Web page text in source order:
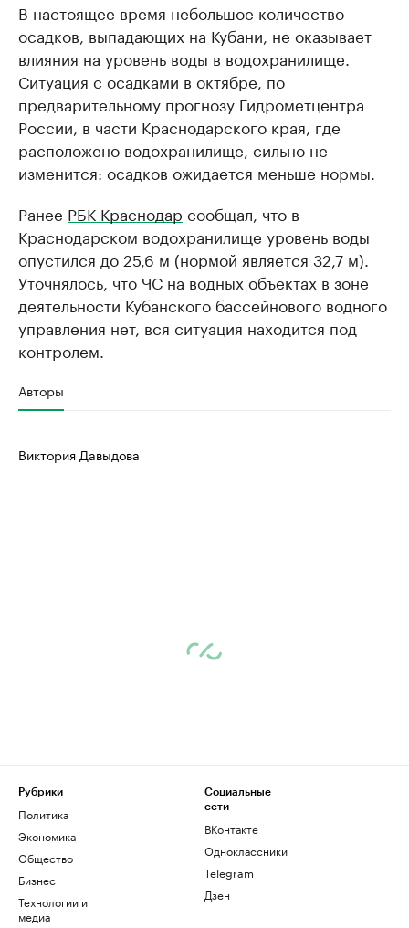
В настоящее время небольшое количество
осадков, выпадающих на Кубани, не оказывает
влияния на уровень воды в водохранилище.
Ситуация с осадками в октябре, по
предварительному прогнозу Гидрометцентра
России, в части Краснодарского края, где
расположено водохранилище, сильно не
изменится: осадков ожидается меньше нормы.
Ранее РБК Краснодар сообщал, что в
Краснодарском водохранилище уровень воды
опустился до 25,6 м (нормой является 32,7 м).
Уточнялось, что ЧС на водных объектах в зоне
деятельности Кубанского бассейнового водного
управления нет, вся ситуация находится под
контролем.
Авторы
Виктория Давыдова
Рубрики
Политика
Экономика
Общество
Бизнес
Технологии и
медиа
Социальные
сети
ВКонтакте
Одноклассники
Telegram
Дзен